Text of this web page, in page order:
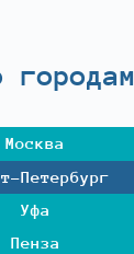
городам
Москва
Петербург
Уфа
Пенза